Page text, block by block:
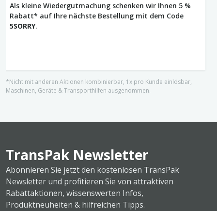
Als kleine Wiedergutmachung schenken wir Ihnen 5 %
Rabatt* auf Ihre nächste Bestellung mit dem Code
5SORRY.
*Nicht mit anderen Aktionen kombinierbar, 1x pro Kunde einlösbar,
Maschinen, Geräte & Transporthilfen ausgenommen.
TransPak Newsletter
Abonnieren Sie jetzt den kostenlosen TransPak
Newsletter und profitieren Sie von attraktiven
Rabattaktionen, wissenswerten Infos,
Produktneuheiten & hilfreichen Tipps.